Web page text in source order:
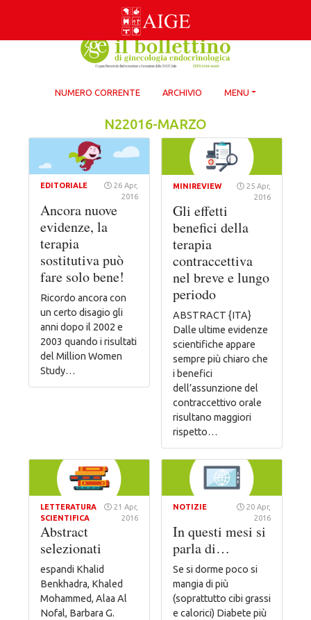
NUMERO CORRENTE ARCHIVIO MENU
N22016-MARZO
EDITORIALE
26 Apr,
2016
Ancora nuove
evidenze, la
terapia
sostitutiva può
fare solo bene!
Ricordo ancora con
un certo disagio gli
anni dopo il 2002 e
2003 quando i risultati
del Million Women
Study…
MINIREVIEW
25 Apr,
2016
Gli effetti
benefici della
terapia
contraccettiva
nel breve e lungo
periodo
ABSTRACT {ITA}
Dalle ultime evidenze
scientifiche appare
sempre più chiaro che
i benefici
dell’assunzione del
contraccettivo orale
risultano maggiori
rispetto…
LETTERATURA
SCIENTIFICA
21 Apr,
2016
Abstract
selezionati
espandi Khalid
Benkhadra, Khaled
Mohammed, Alaa Al
Nofal, Barbara G.
NOTIZIE
20 Apr,
2016
In questi mesi si
parla di…
Se si dorme poco si
mangia di più
(soprattutto cibi grassi
e calorici) Diabete più